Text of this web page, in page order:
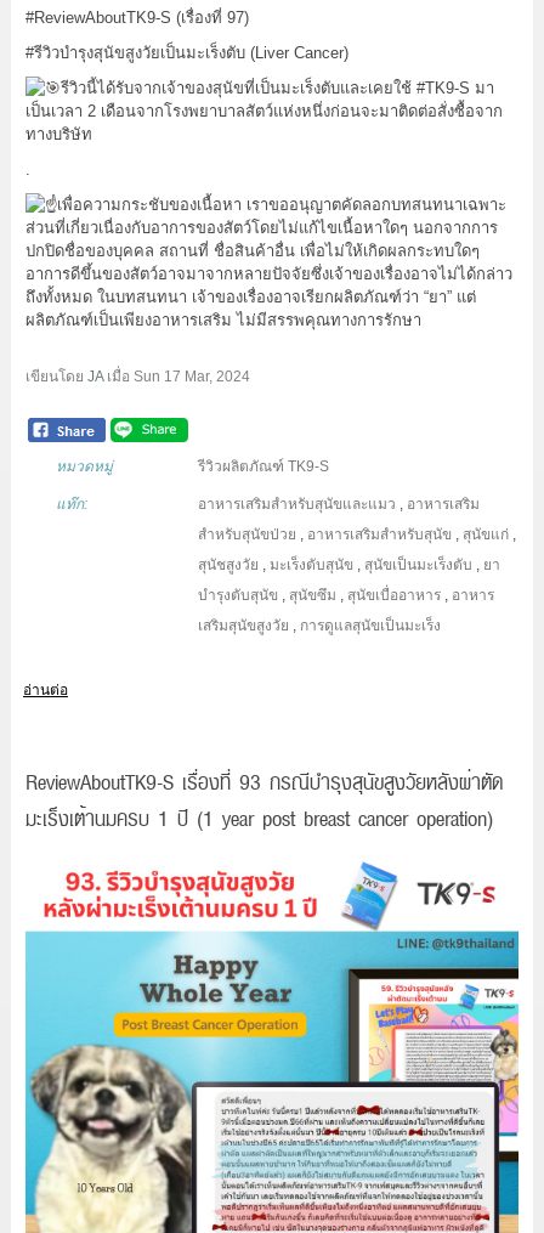
#ReviewAboutTK9-S (เรื่องที่ 97)
#รีวิวบำรุงสุนัขสูงวัยเป็นมะเร็งตับ(Liver Cancer)
รีวิวนี้ได้รับจากเจ้าของสุนัขที่เป็นมะเร็งตับและเคยใช้ #TK9-S มา
เป็นเวลา 2 เดือนจากโรงพยาบาลสัตว์แห่งหนึ่งก่อนจะมาติดต่อสั่งซื้อจาก
ทางบริษัท
เพื่อความกระชับของเนื้อหา เราขออนุญาตคัดลอกบทสนทนาเฉพาะ
ส่วนที่เกี่ยวเนื่องกับอาการของสัตว์โดยไม่แก้ไขเนื้อหาใดๆ นอกจากการ
ปกปิดชื่อของบุคคล สถานที่ ชื่อสินค้าอื่น เพื่อไม่ให้เกิดผลกระทบใดๆ
อาการดีขึ้นของสัตว์อาจมาจากหลายปัจจัยซึ่งเจ้าของเรื่องอาจไม่ได้กล่าว
ถึงทั้งหมด ในบทสนทนา เจ้าของเรื่องอาจเรียกผลิตภัณฑ์ว่า “ยา” แต่
ผลิตภัณฑ์เป็นเพียงอาหารเสริม ไม่มีสรรพคุณทางการรักษา
เขียนโดย JAเมื่อ Sun 17 Mar, 2024
หมวดหมู่ รีวิวผลิตภัณฑ์ TK9-S
แท๊ก: อาหารเสริมสำหรับสุนัขและแมว , อาหารเสริม
สำหรับสุนัขป่วย , อาหารเสริมสำหรับสุนัข , สุนัขแก่ ,
สุนัชสูงวัย ,มะเร็งตับสุนัข , สุนัขเป็นมะเร็งตับ , ยา
บำรุงตับสุนัข , สุนัขซึม , สุนัขเบื่ออาหาร , อาหาร
เสริมสุนัขสูงวัย , การดูแลสุนัขเป็นมะเร็ง
อ่านต่อ
ReviewAboutTK9-S เรื่องที่ 93 กรณีบำรุงสุนัขสูงวัยหลังผ่าตัด
มะเร็งเต้านมครบ 1 ปี (1 year post breast cancer operation)